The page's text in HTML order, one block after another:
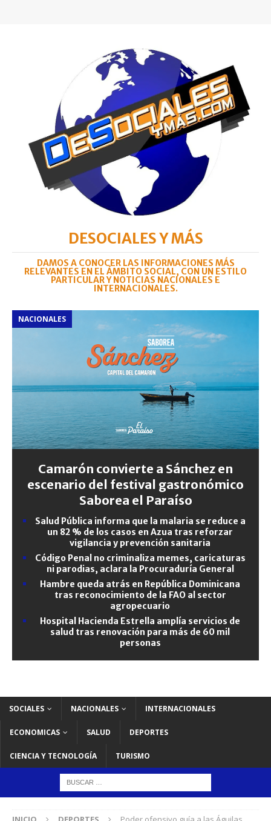
DESOCIALES Y MÁS
DAMOS A CONOCER LAS INFORMACIONES MÁS
RELEVANTES EN EL ÁMBITO SOCIAL, CON UN ESTILO
PARTICULAR Y NOTICIAS NACIONALES E
INTERNACIONALES.
NACIONALES
Camarón convierte a Sánchez en
escenario del festival gastronómico
Saborea el Paraíso
Salud Pública informa que la malaria se reduce a
un 82 % de los casos en Azua tras reforzar
vigilancia y prevención sanitaria
Código Penal no criminaliza memes, caricaturas
ni parodias, aclara la Procuraduría General
Hambre queda atrás en República Dominicana
tras reconocimiento de la FAO al sector
agropecuario
Hospital Hacienda Estrella amplía servicios de
salud tras renovación para más de 60 mil
personas
SOCIALES NACIONALES INTERNACIONALES
ECONOMICAS SALUD DEPORTES
CIENCIA Y TECNOLOGÍA TURISMO